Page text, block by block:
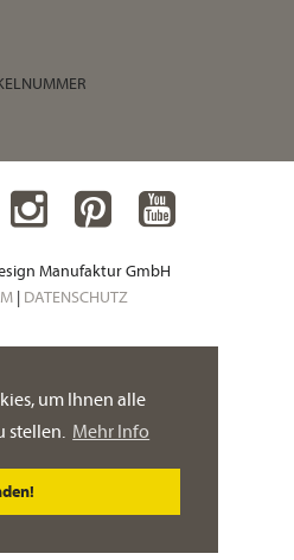
um Ihnen alle
stellen. Mehr Info
Manufaktur GmbH
| DATENSCHUTZ